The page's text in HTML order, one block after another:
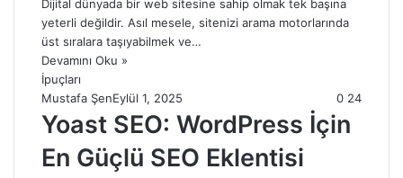
Dijital dünyada bir web sitesine sahip olmak tek başına
yeterli değildir. Asıl mesele, sitenizi arama motorlarında
üst sıralara taşıyabilmek ve…
Devamını Oku »
İpuçları
Mustafa ŞenEylül 1, 2025 0 24
Yoast SEO: WordPress İçin
En Güçlü SEO Eklentisi